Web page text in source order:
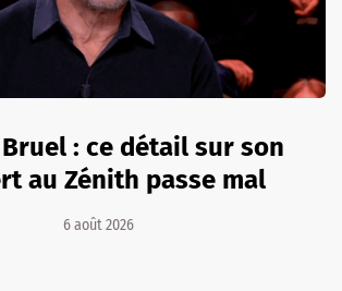
: ce détail sur son
au Zénith passe mal
6 août 2026